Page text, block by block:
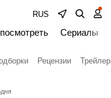
RUS
Сериалы
Рецензии